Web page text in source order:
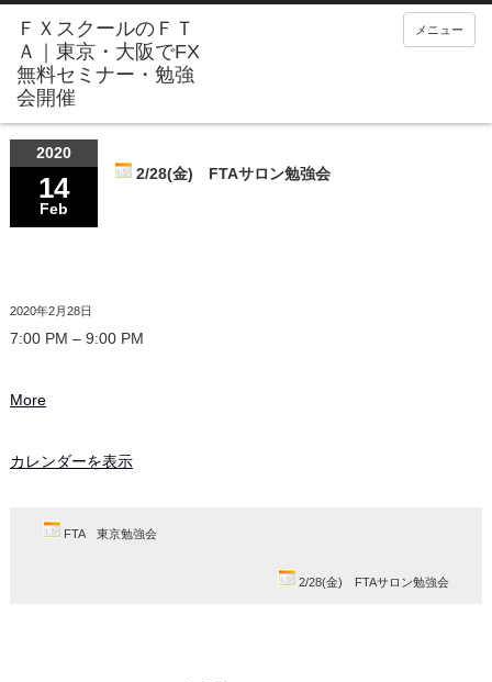
メニュー
2020
14
Feb
2/28(金) FTAサロン勉強会
2020年2月28日
7:00 PM – 9:00 PM
More
カレンダーを表示
FTA 東京勉強会
2/28(金) FTAサロン勉強会